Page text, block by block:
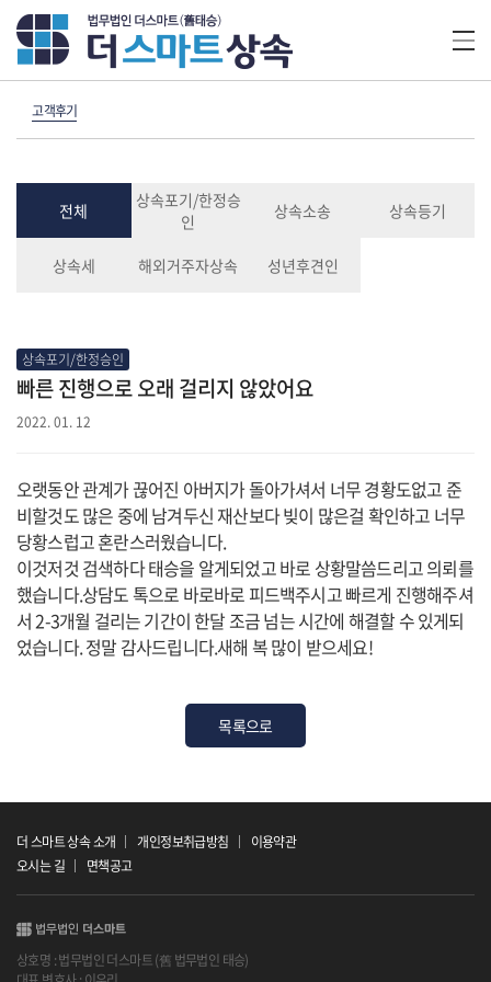
고객후기
전체
상속포기/한정승
인
상속소송 상속등기
상속세 해외거주자상속 성년후견인
상속포기/한정승인
빠른 진행으로 오래 걸리지 않았어요
2022. 01. 12
오랫동안 관계가 끊어진 아버지가 돌아가셔서 너무 경황도없고 준
비할것도 많은 중에 남겨두신 재산보다 빚이 많은걸 확인하고 너무
당황스럽고 혼란스러웠습니다.
이것저것 검색하다 태승을 알게되었고 바로 상황말씀드리고 의뢰를
했습니다.상담도 톡으로 바로바로 피드백주시고 빠르게 진행해주셔
서 2-3개월 걸리는 기간이 한달 조금 넘는 시간에 해결할 수 있게되
었습니다. 정말 감사드립니다.새해 복 많이 받으세요!
목록으로
더 스마트 상속 소개 개인정보취급방침
이용약관
오시는 길
면책공고
상호명 : 법무법인 더스마트 (舊 법무법인 태승)